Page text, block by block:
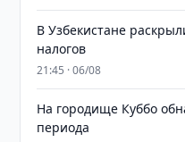
В Узбекистане
налогов
21:45 · 06/08
На городище Куббо
периода